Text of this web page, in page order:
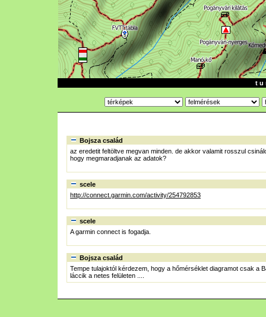
t u
Bojsza család
az eredetit feltöltve megvan minden. de akkor valamit rosszul
hogy megmaradjanak az adatok?
scele
http://connect.garmin.com/activity/254792853
scele
A garmin connect is fogadja.
Bojsza család
Tempe tulajoktól kérdezem, hogy a hőmérséklet diagramot csak a
láccik a netes felületen ....